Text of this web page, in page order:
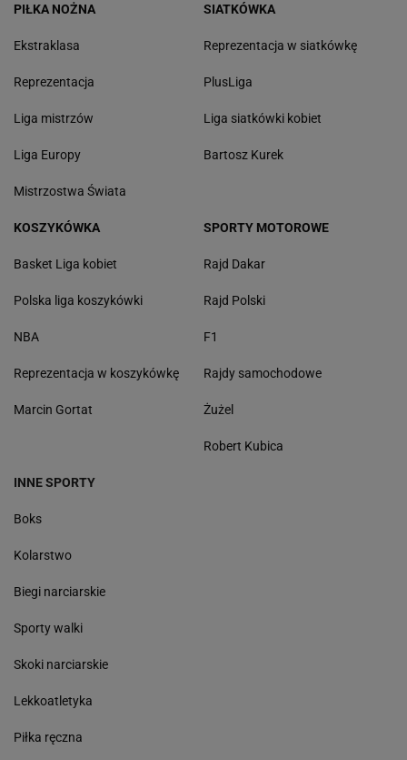
PIŁKA NOŻNA
Ekstraklasa
Reprezentacja
Liga mistrzów
Liga Europy
Mistrzostwa Świata
SIATKÓWKA
Reprezentacja w siatkówkę
PlusLiga
Liga siatkówki kobiet
Bartosz Kurek
KOSZYKÓWKA
Basket Liga kobiet
Polska liga koszykówki
NBA
Reprezentacja w koszykówkę
Marcin Gortat
SPORTY MOTOROWE
Rajd Dakar
Rajd Polski
F1
Rajdy samochodowe
Żużel
Robert Kubica
INNE SPORTY
Boks
Kolarstwo
Biegi narciarskie
Sporty walki
Skoki narciarskie
Lekkoatletyka
Piłka ręczna